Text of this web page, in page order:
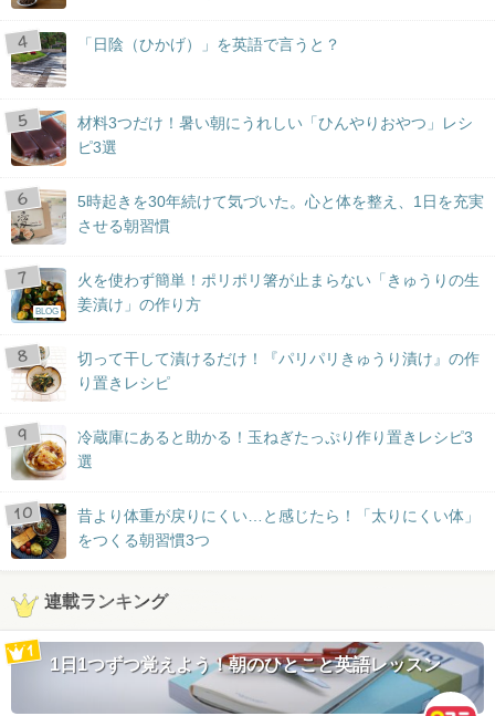
「日陰（ひかげ）」を英語で言うと？
材料3つだけ！暑い朝にうれしい「ひんやりおやつ」レシ
ピ3選
5時起きを30年続けて気づいた。心と体を整え、1日を充実
させる朝習慣
BLOG
火を使わず簡単！ポリポリ箸が止まらない「きゅうりの生
姜漬け」の作り方
切って干して漬けるだけ！『パリパリきゅうり漬け』の作
り置きレシピ
冷蔵庫にあると助かる！玉ねぎたっぷり作り置きレシピ3
選
昔より体重が戻りにくい…と感じたら！「太りにくい体」
をつくる朝習慣3つ
連載ランキング
1日1つずつ覚えよう！朝のひとこと英語レッスン